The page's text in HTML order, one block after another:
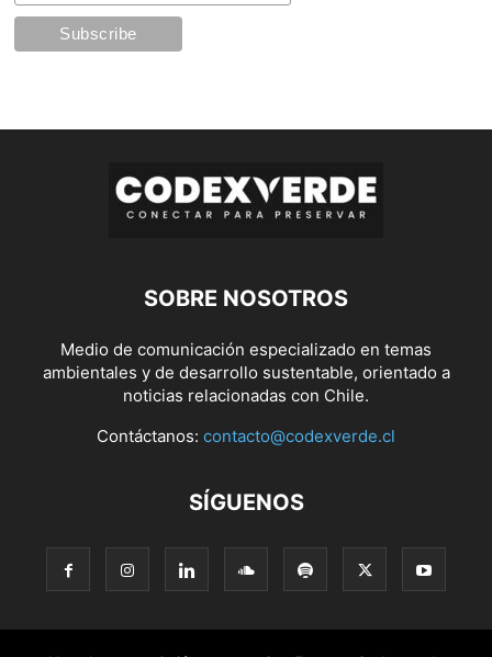
SOBRE NOSOTROS
Medio de comunicación especializado en temas
ambientales y de desarrollo sustentable, orientado a
noticias relacionadas con Chile.
Contáctanos: contacto@codexverde.cl
SÍGUENOS